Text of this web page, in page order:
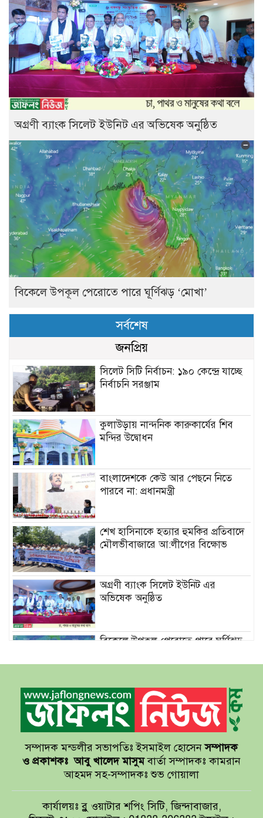
অগ্রণী ব্যাংক সিলেট ইউনিট এর অভিষেক অনুষ্ঠিত
বিকেলে উপকূল পেরোতে পারে ঘূর্ণিঝড় ‘মোখা’
সর্বশেষ
জনপ্রিয়
সিলেট সিটি নির্বাচন: ১৯০ কেন্দ্রে যাচ্ছে
নির্বাচনি সরঞ্জাম
কুলাউড়ায় নান্দনিক কারুকার্যের শিব
মন্দির উদ্বোধন
বাংলাদেশকে কেউ আর পেছনে নিতে
পারবে না: প্রধানমন্ত্রী
শেখ হাসিনাকে হত্যার হুমকির প্রতিবাদে
মৌলভীবাজারে আ:লীগের বিক্ষোভ
অগ্রণী ব্যাংক সিলেট ইউনিট এর
অভিষেক অনুষ্ঠিত
বিকেলে উপকূল পেরোতে পারে ঘূর্ণিঝড়
সেন্টমার্টিনের সব হোটেল-মোটেল-
রিসোর্টকে আশ্রয়কেন্দ্র ঘোষণা
বাখমুত পুনরুদ্ধারের দাবি ইউক্রেনের
আয়ারল্যান্ডের রানের পাহাড় টপকে
টাইগারদের জয়
সম্পাদক মন্ডলীর সভাপতিঃ ইসমাইল হোসেনসম্পাদক
ও প্রকাশকঃ আবু খালেদ মাসুমবার্তা সম্পাদকঃ কামরান
আহমদ সহ-সম্পাদকঃ শুভ গোয়ালা
কার্যালয়ঃ ব্লু ওয়াটার শপিং সিটি, জিন্দাবাজার,